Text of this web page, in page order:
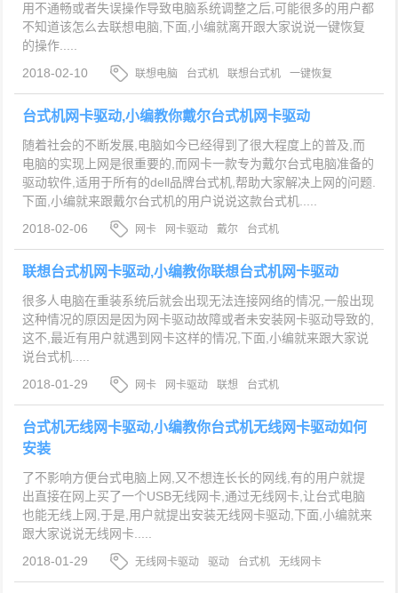
用不通畅或者失误操作导致电脑系统调整之后,可能很多的用户都
不知道该怎么去联想电脑,下面,小编就离开跟大家说说一键恢复
的操作.....
2018-02-10
联想电脑 台式机 联想台式机 一键恢复
台式机网卡驱动,小编教你戴尔台式机网卡驱动
随着社会的不断发展,电脑如今已经得到了很大程度上的普及,而
电脑的实现上网是很重要的,而网卡一款专为戴尔台式电脑准备的
驱动软件,适用于所有的dell品牌台式机,帮助大家解决上网的问题.
下面,小编就来跟戴尔台式机的用户说说这款台式机.....
2018-02-06
网卡 网卡驱动 戴尔 台式机
联想台式机网卡驱动,小编教你联想台式机网卡驱动
很多人电脑在重装系统后就会出现无法连接网络的情况,一般出现
这种情况的原因是因为网卡驱动故障或者未安装网卡驱动导致的,
这不,最近有用户就遇到网卡这样的情况,下面,小编就来跟大家说
说台式机.....
2018-01-29
网卡 网卡驱动 联想 台式机
台式机无线网卡驱动,小编教你台式机无线网卡驱动如何
安装
了不影响方便台式电脑上网,又不想连长长的网线,有的用户就提
出直接在网上买了一个USB无线网卡,通过无线网卡,让台式电脑
也能无线上网,于是,用户就提出安装无线网卡驱动,下面,小编就来
跟大家说说无线网卡.....
2018-01-29
无线网卡驱动 驱动 台式机 无线网卡